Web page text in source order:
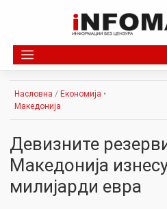
Насловна / Економија •
Македонија
Девизните
Македонија
милијарди евра